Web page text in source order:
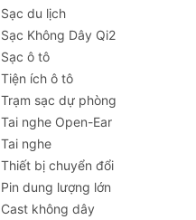
Sạc du lịch
Sạc Không Dây Qi2
Sạc ô tô
Tiện ích ô tô
Trạm sạc dự phòng
Tai nghe Open-Ear
Tai nghe
Thiết bị chuyển đổi
Pin dung lượng lớn
Cast không dây